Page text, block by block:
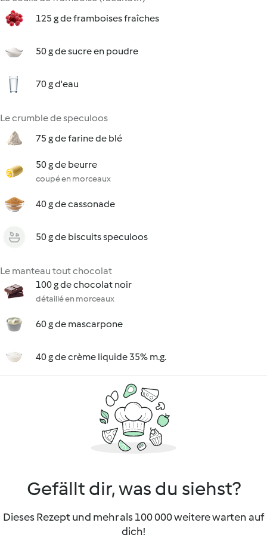
125 g de framboises fraîches
50 g de sucre en poudre
70 g d'eau
Le crumble de speculoos
75 g de farine de blé
50 g de beurre
coupé en morceaux
40 g de cassonade
50 g de biscuits speculoos
Le manteau tout chocolat
100 g de chocolat noir
détaillé en morceaux
60 g de mascarpone
40 g de crème liquide 35% m.g.
Gefällt dir, was du siehst?
Dieses Rezept und mehr als 100 000 weitere warten auf
dich!